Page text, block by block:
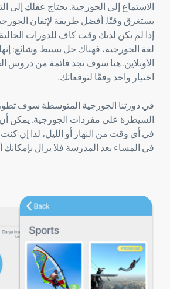
الاستماع إلى الجورجية. يحتاج عقلك إلى
يستغرق وقتًا. أفضل طريقة لإتقان
إذا لم يكن لديك وقت كاف للدورات
الأونلاين. هنا سوف تجد قائمة من دروس
اختيار واحد وفقًا لتوقعاتك.
في دورتنا الجورجية المتوسطة سوف
السيطرة على مفردات الجورجية. يمكن
في أي وقت من النهار أو الليل، لذا إن
في المساء بعد المدرسة فلا يزال